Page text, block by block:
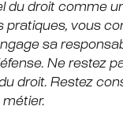
du droit comme
pratiques, vous
sa
Ne restez
droit. Restez
métier.